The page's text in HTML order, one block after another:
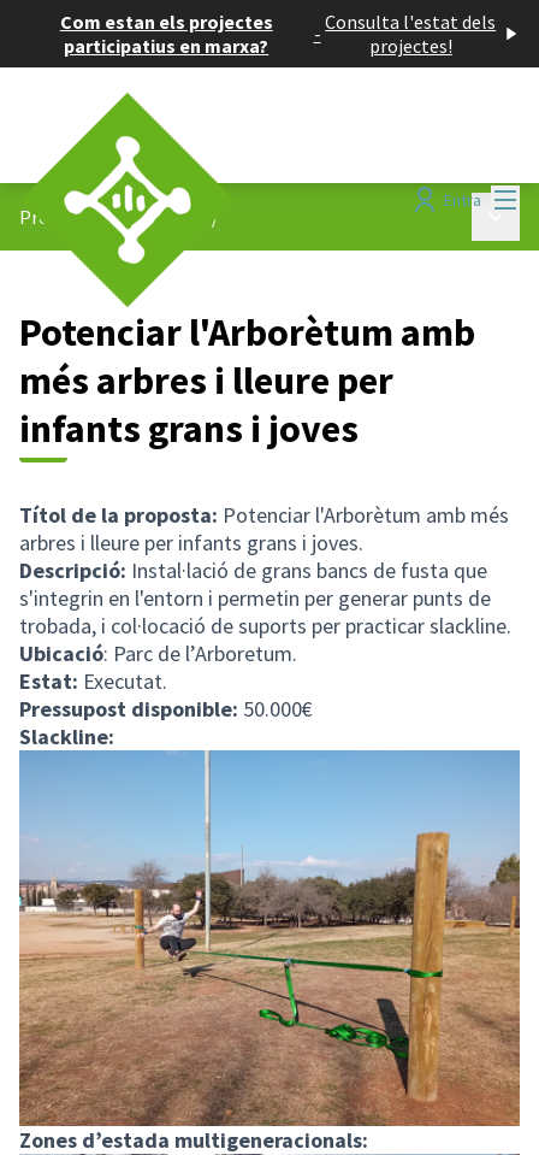
Com estan els projectes
participatius en marxa?
- Consulta l'estat dels
projectes!
Entra
Projectes participatius /
Potenciar l'Arborètum amb
més arbres i lleure per
infants grans i joves
Títol de la proposta: Potenciar l'Arborètum amb més
arbres i lleure per infants grans i joves.
Descripció: Instal·lació de grans bancs de fusta que
s'integrin en l'entorn i permetin per generar punts de
trobada, i col·locació de suports per practicar slackline.
Ubicació: Parc de l’Arboretum.
Estat: Executat.
Pressupost disponible: 50.000€
Slackline:
Zones d’estada multigeneracionals: